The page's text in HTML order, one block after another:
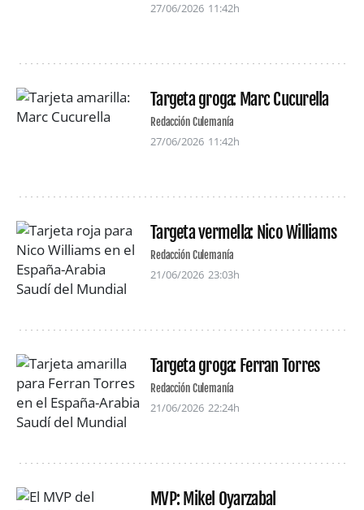
27/06/2026 11:42h
Targeta groga: Marc Cucurella
Redacción Culemanía
27/06/2026 11:42h
Targeta vermella: Nico Williams
Redacción Culemanía
21/06/2026 23:03h
Targeta groga: Ferran Torres
Redacción Culemanía
21/06/2026 22:24h
MVP: Mikel Oyarzabal